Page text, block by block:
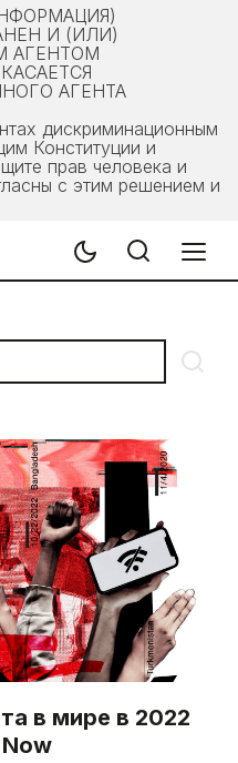
И (ИЛИ)
АГЕНТОМ
АГЕНТА
дискриминационным
Конституции и
прав человека и
с этим решением и
в мире в 2022